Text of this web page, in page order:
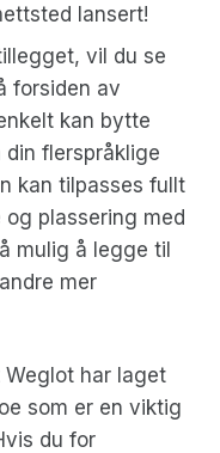
lansert!
vil du se
forsiden av
kan bytte
din flerspråklige
kan tilpasses fullt
plassering med
mulig å legge til
mer
har laget
som er en viktig
du for